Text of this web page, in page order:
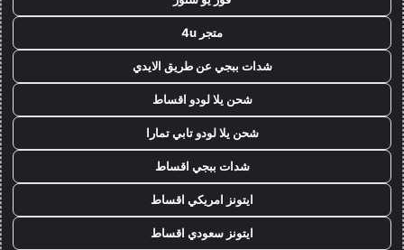
متجر 4u
شدات ببجي عن طريق الايدي
شحن يلا لودو اقساط
شحن يلا لودو تابي تمارا
شدات ببجي اقساط
ايتونز امريكي اقساط
ايتونز سعودي اقساط